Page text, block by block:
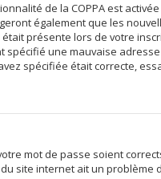
de la COPPA est
également que les
présente lors de votre
une mauvaise
spécifiée était correcte,
mot de passe soient
site internet ait un problème